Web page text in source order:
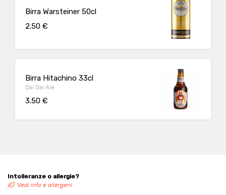
Birra Warsteiner 50cl
2.50 €
Birra Hitachino 33cl
Dai Dai Ale
3.50 €
Intolleranze o allergie?
Vedi info e allergeni